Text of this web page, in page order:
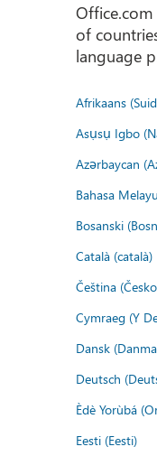
Office.com
of
language
Afrikaans
Asụsụ Igbo
Azərbaycan
Bahasa
Bosanski
Català (català)
Čeština
Cymraeg (Y
Dansk
Deutsch
Èdè Yorùbá
Eesti (Eesti)